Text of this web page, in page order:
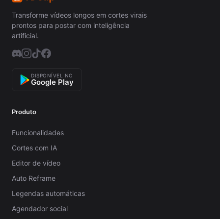
Transforme vídeos longos em cortes virais
prontos para postar com inteligência
artificial.
DISPONÍVEL NO
Google Play
Produto
Funcionalidades
Cortes com IA
Editor de vídeo
Auto Reframe
Legendas automáticas
Agendador social